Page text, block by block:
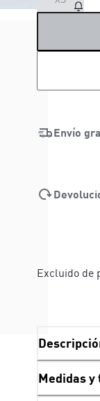
Envío
Excluido de
Medidas y